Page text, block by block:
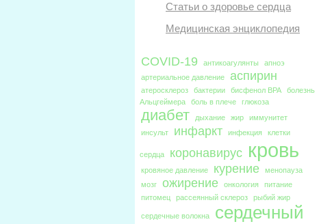
Статьи о здоровье сердца
Медицинская энциклопедия
COVID-19 антикоагулянты
апноэ
артериальное давление
аспирин
атеросклероз бактерии бисфенол BPA
болезнь
Альцгеймера
боль в плече глюкоза
диабет дыхание жир
иммунитет
инсульт
инфаркт инфекция клетки
сердца коронавирус кровь
кровяное давление курение
менопауза
мозг
ожирение онкология
питание
питомец
рассеянный склероз рыбий жир
сердечные волокна
сердечный